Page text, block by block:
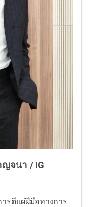
ญจนา / IG
รตีแผ่ฝีมือทางการ